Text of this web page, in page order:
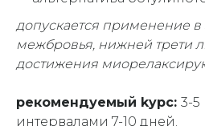
допускается применение в
межбровья, нижней трети
достижения
рекомендуемый kypc: 3-
интервалами 7-10 дней.